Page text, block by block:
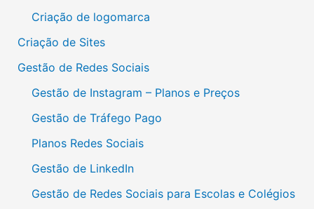
Criação de logomarca
Criação de Sites
Gestão de Redes Sociais
Gestão de Instagram – Planos e Preços
Gestão de Tráfego Pago
Planos Redes Sociais
Gestão de LinkedIn
Gestão de Redes Sociais para Escolas e Colégios